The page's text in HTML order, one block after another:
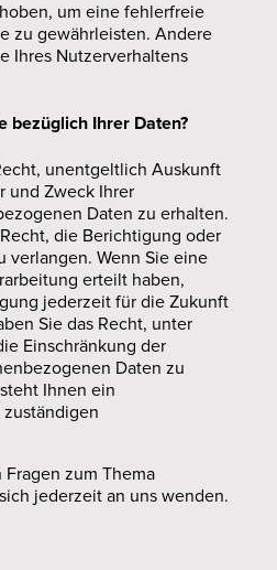
um eine fehlerfreie
zu gewährleisten. Andere
Ihres Nutzerverhaltens
bezüglich Ihrer Daten?
unentgeltlich Auskunft
und Zweck Ihrer
Daten zu erhalten.
die Berichtigung oder
verlangen. Wenn Sie eine
erteilt haben,
jederzeit für die Zukunft
Sie das Recht, unter
Einschränkung der
Daten zu
Ihnen ein
zum Thema
jederzeit an uns wenden.